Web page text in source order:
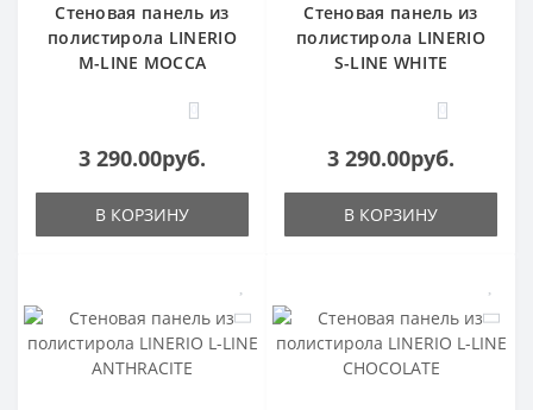
Стеновая панель из
полистирола LINERIO
M-LINE MOCCA
0
3 290.00руб.
В КОРЗИНУ
Стеновая панель из
полистирола LINERIO
S-LINE WHITE
0
3 290.00руб.
В КОРЗИНУ